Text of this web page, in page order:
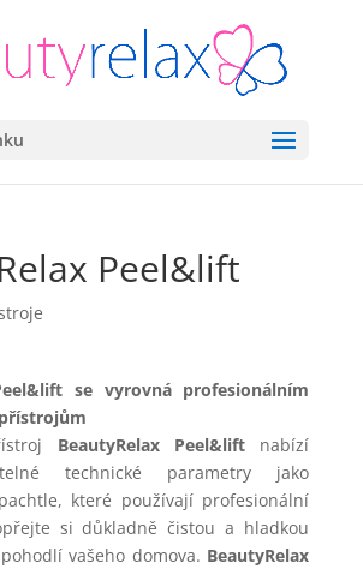
Peel&lift
se vyrovná profesionálním
BeautyRelax Peel&liftnabízí
technické parametry jako
které používají profesionální
si důkladně čistou a hladkou
vašeho domova. BeautyRelax